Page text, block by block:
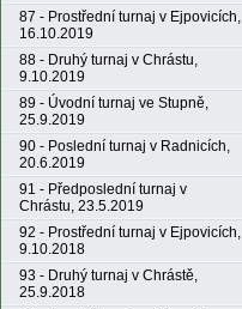
87 - Prostřední turnaj v Ejpovicích,
16.10.2019
88 - Druhý turnaj v Chrástu,
9.10.2019
89 - Úvodní turnaj ve Stupně,
25.9.2019
90 - Poslední turnaj v Radnicích,
20.6.2019
91 - Předposlední turnaj v
Chrástu, 23.5.2019
92 - Prostřední turnaj v Ejpovicích,
9.10.2018
93 - Druhý turnaj v Chrástě,
25.9.2018